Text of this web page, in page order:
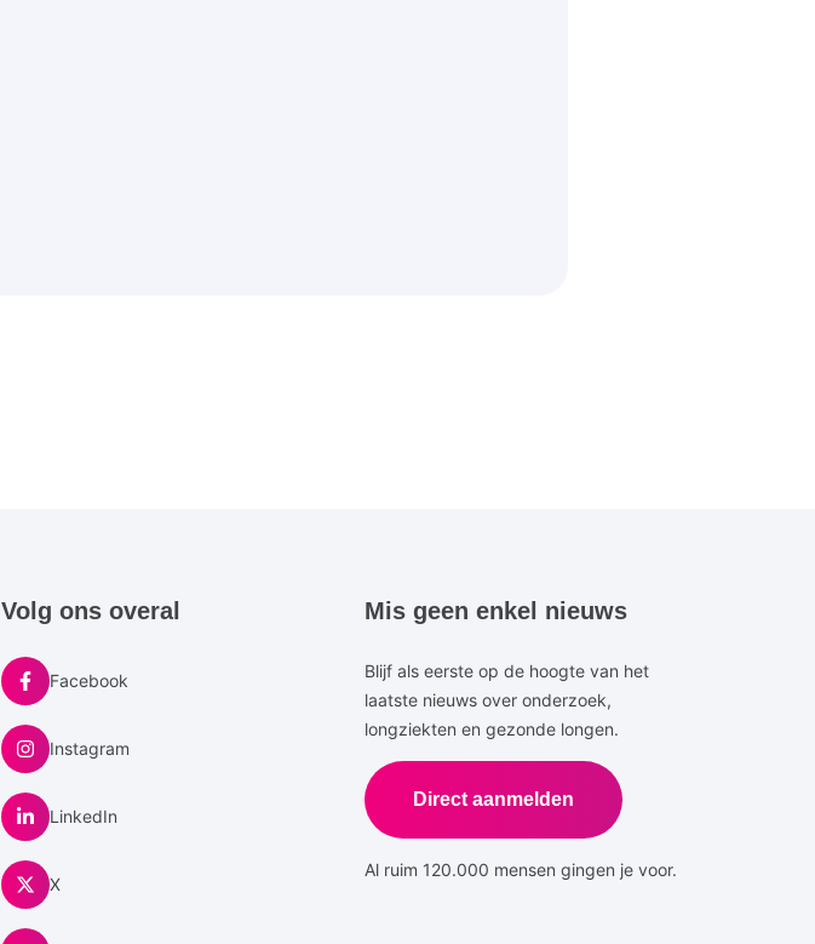
Volg ons overal
Facebook
Instagram
LinkedIn
X
Mis geen enkel nieuws
Blijf als eerste op de hoogte van het
laatste nieuws over onderzoek,
longziekten en gezonde longen.
Direct aanmelden
Al ruim 120.000 mensen gingen je voor.